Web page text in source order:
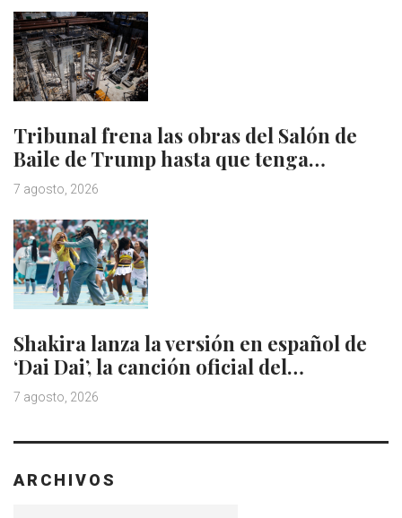
Tribunal frena las obras del Salón de
Baile de Trump hasta que tenga…
7 agosto, 2026
Shakira lanza la versión en español de
‘Dai Dai’, la canción oficial del…
7 agosto, 2026
ARCHIVOS